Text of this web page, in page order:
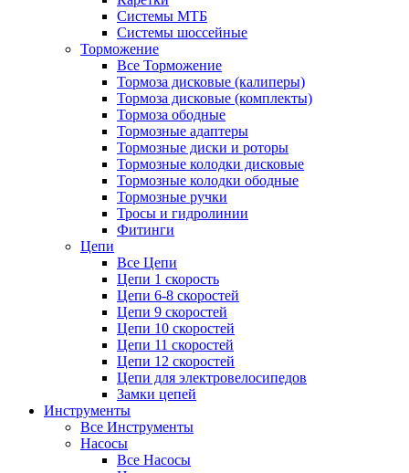
Системы МТБ
Системы шоссейные
Торможение
Все Торможение
Тормоза дисковые (калиперы)
Тормоза дисковые (комплекты)
Тормоза ободные
Тормозные адаптеры
Тормозные диски и роторы
Тормозные колодки дисковые
Тормозные колодки ободные
Тормозные ручки
Тросы и гидролинии
Фитинги
Цепи
Все Цепи
Цепи 1 скорость
Цепи 6-8 скоростей
Цепи 9 скоростей
Цепи 10 скоростей
Цепи 11 скоростей
Цепи 12 скоростей
Цепи для электровелосипедов
Замки цепей
Инструменты
Все Инструменты
Насосы
Все Насосы